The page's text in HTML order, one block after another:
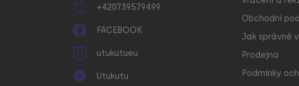
+420739579499
FACEBOOK
utukutueu
Utukutu
Obchodní
Jak správně
Prodejna
Podmínky